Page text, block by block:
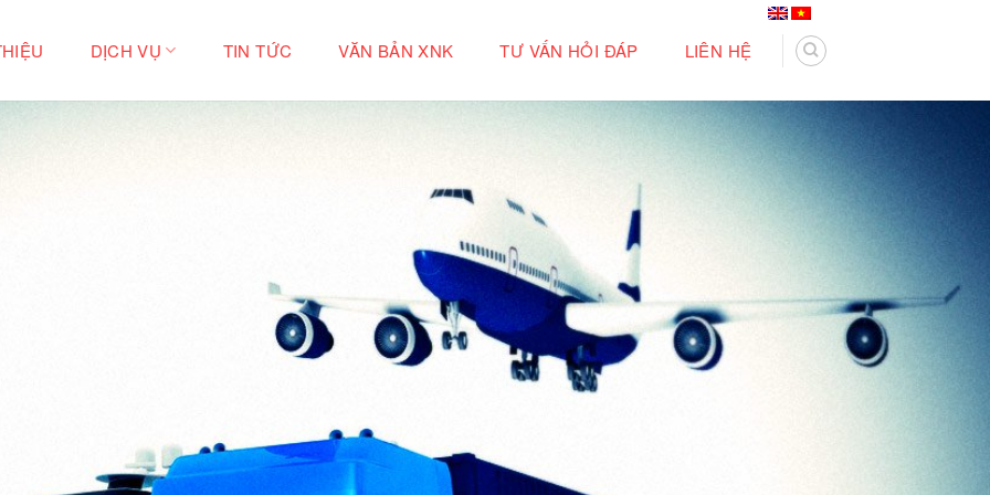
DỊCH VỤ TIN TỨC VĂN BẢN XNK TƯ VẤN HỎI ĐÁP LIÊN HỆ